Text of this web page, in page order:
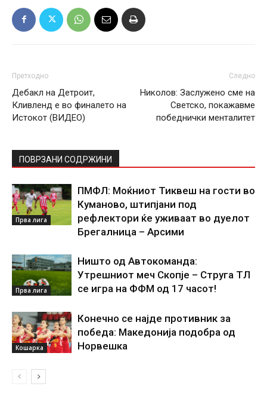
Претходно
Дебакл на Детроит,
Кливленд е во финалето на
Истокот (ВИДЕО)
Следно
Николов: Заслужено сме на
Светско, покажавме
победнички менталитет
ПОВРЗАНИ СОДРЖИНИ
Прва лига
ПМФЛ: Моќниот Тиквеш на гости во
Куманово, штипјани под
рефлектори ќе уживаат во дуелот
Брегалница – Арсими
Прва лига
Ништо од Автокоманда:
Утрешниот меч Скопје – Струга ТЛ
се игра на ФФМ од 17 часот!
Кошарка
Конечно се најде противник за
победа: Македонија подобра од
Норвешка